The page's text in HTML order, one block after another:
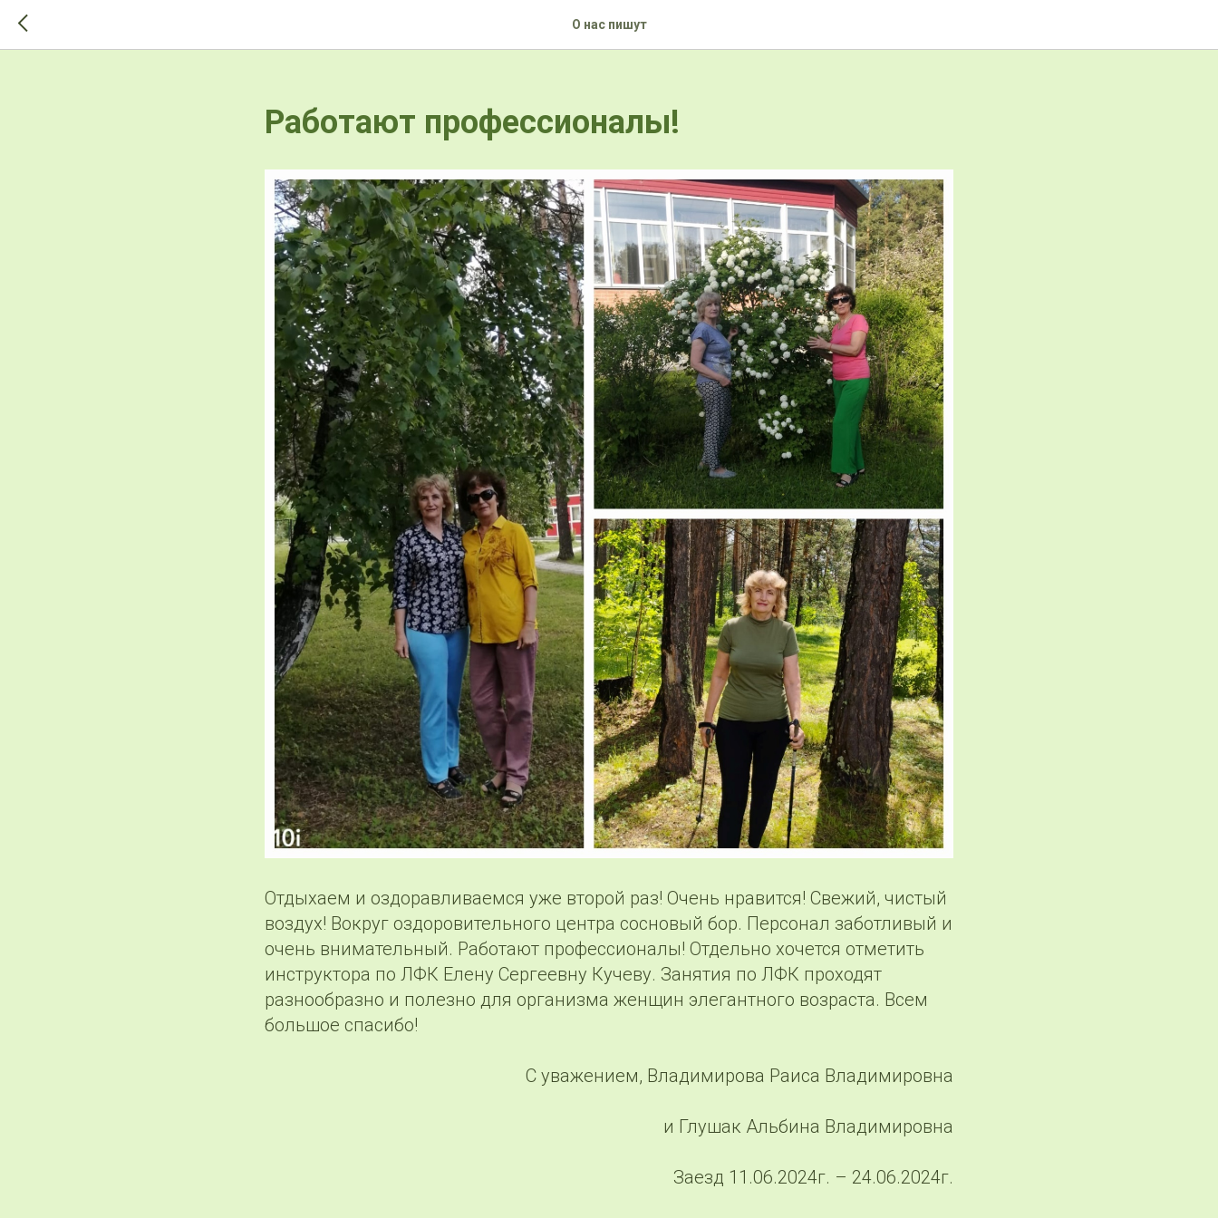
О нас пишут
Работают профессионалы!
Отдыхаем и оздоравливаемся уже второй раз! Очень нравится! Свежий, чистый
воздух! Вокруг оздоровительного центра сосновый бор. Персонал заботливый и
очень внимательный. Работают профессионалы! Отдельно хочется отметить
инструктора по ЛФК Елену Сергеевну Кучеву. Занятия по ЛФК проходят
разнообразно и полезно для организма женщин элегантного возраста. Всем
большое спасибо!
С уважением, Владимирова Раиса Владимировна
и Глушак Альбина Владимировна
Заезд 11.06.2024г. – 24.06.2024г.